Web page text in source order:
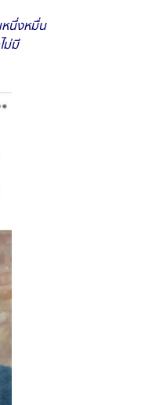
งหมื่น
มี